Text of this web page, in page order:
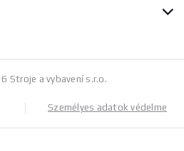
Stroje a vybavení s.r.o.
Személyes adatok védelme